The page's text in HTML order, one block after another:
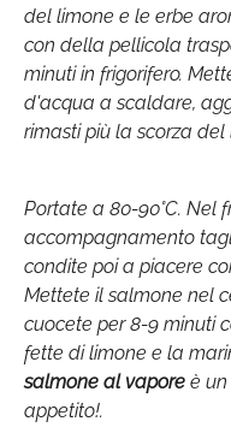
del limone e le erbe
con della pellicola
minuti in frigorifero.
d'acqua a scaldare,
rimasti più la scorza
Portate a 80-90°C.
accompagnamento
condite poi a piacere
Mettete il salmone nel
cuocete per 8-9 minuti
fette di limone e la
salmone al vapore è
appetito!.